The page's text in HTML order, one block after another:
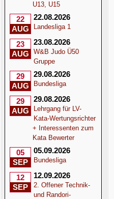
U13, U15
22
AUG
22.08.2026
Landesliga 1
23
AUG
23.08.2026
W&B Judo Ü50
Gruppe
29
AUG
29.08.2026
Bundesliga
29
AUG
29.08.2026
Lehrgang für LV-
Kata-Wertungsrichter
+ Interessenten zum
Kata Bewerter
05
SEP
05.09.2026
Bundesliga
12
SEP
12.09.2026
2. Offener Technik-
und Randori-